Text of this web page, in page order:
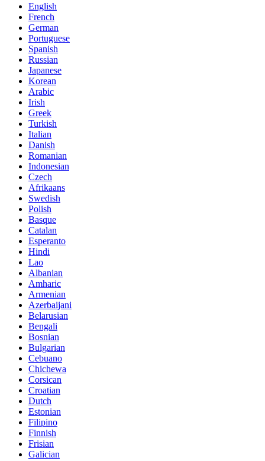
English
French
German
Portuguese
Spanish
Russian
Japanese
Korean
Arabic
Irish
Greek
Turkish
Italian
Danish
Romanian
Indonesian
Czech
Afrikaans
Swedish
Polish
Basque
Catalan
Esperanto
Hindi
Lao
Albanian
Amharic
Armenian
Azerbaijani
Belarusian
Bengali
Bosnian
Bulgarian
Cebuano
Chichewa
Corsican
Croatian
Dutch
Estonian
Filipino
Finnish
Frisian
Galician